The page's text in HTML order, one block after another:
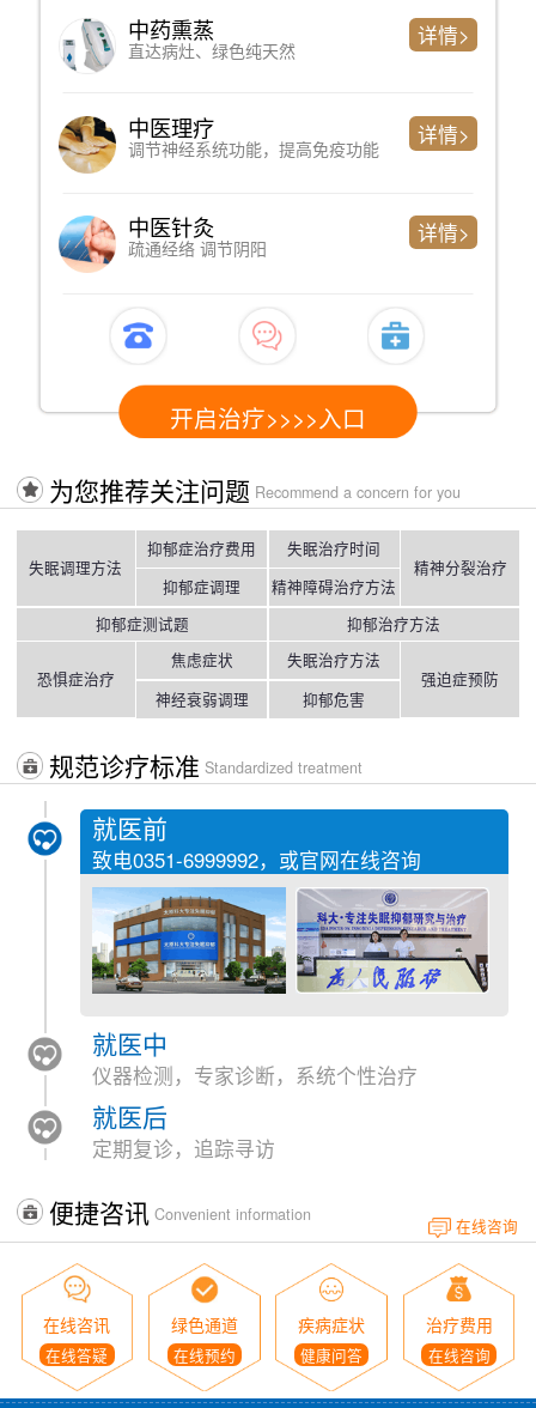
中药熏蒸
直达病灶、绿色纯天然
详情>
中医理疗
调节神经系统功能，提高免疫功能
详情>
中医针灸
疏通经络 调节阴阳
详情>
开启治疗>>>>入口
为您推荐关注问题 Recommend a concern for you
失眠调理方法
抑郁症治疗费用
抑郁症调理
失眠治疗时间
精神障碍治疗方法
精神分裂治疗
抑郁症测试题 抑郁治疗方法
恐惧症治疗
焦虑症状
神经衰弱调理
失眠治疗方法
抑郁危害
强迫症预防
规范诊疗标准 Standardized treatment
就医前
致电0351-6999992，或官网在线咨询
就医中
仪器检测，专家诊断，系统个性治疗
就医后
定期复诊，追踪寻访
便捷咨讯 Convenient information
在线咨询
在线咨讯
在线答疑
绿色通道
在线预约
疾病症状
健康问答
治疗费用
在线咨询